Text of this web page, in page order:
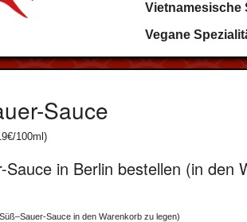
Vietnamesische
Vegane
Sauce
100ml)
Sauce in Berlin bestellen (in den
Sauce in den Warenkorb zu legen)